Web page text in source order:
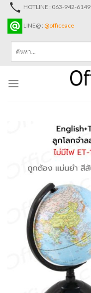
Skip
content
HOTLINE : 063-942-6149
LINE@ : @officeace